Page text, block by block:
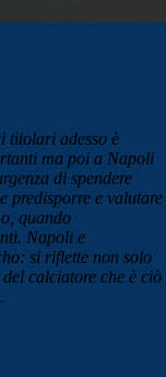
titolari adesso è
ma poi a Napoli
di spendere
predisporre e valutare
quando
Napoli e
si riflette non solo
calciatore che è ciò